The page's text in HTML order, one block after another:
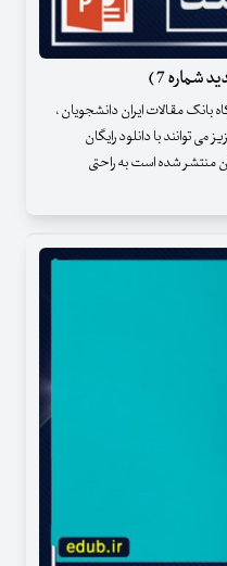
شماره 7 )
بانک مقالات ایران دانشجویان ،
توانند با دانلود رایگان
منتشر شده است به راحتی